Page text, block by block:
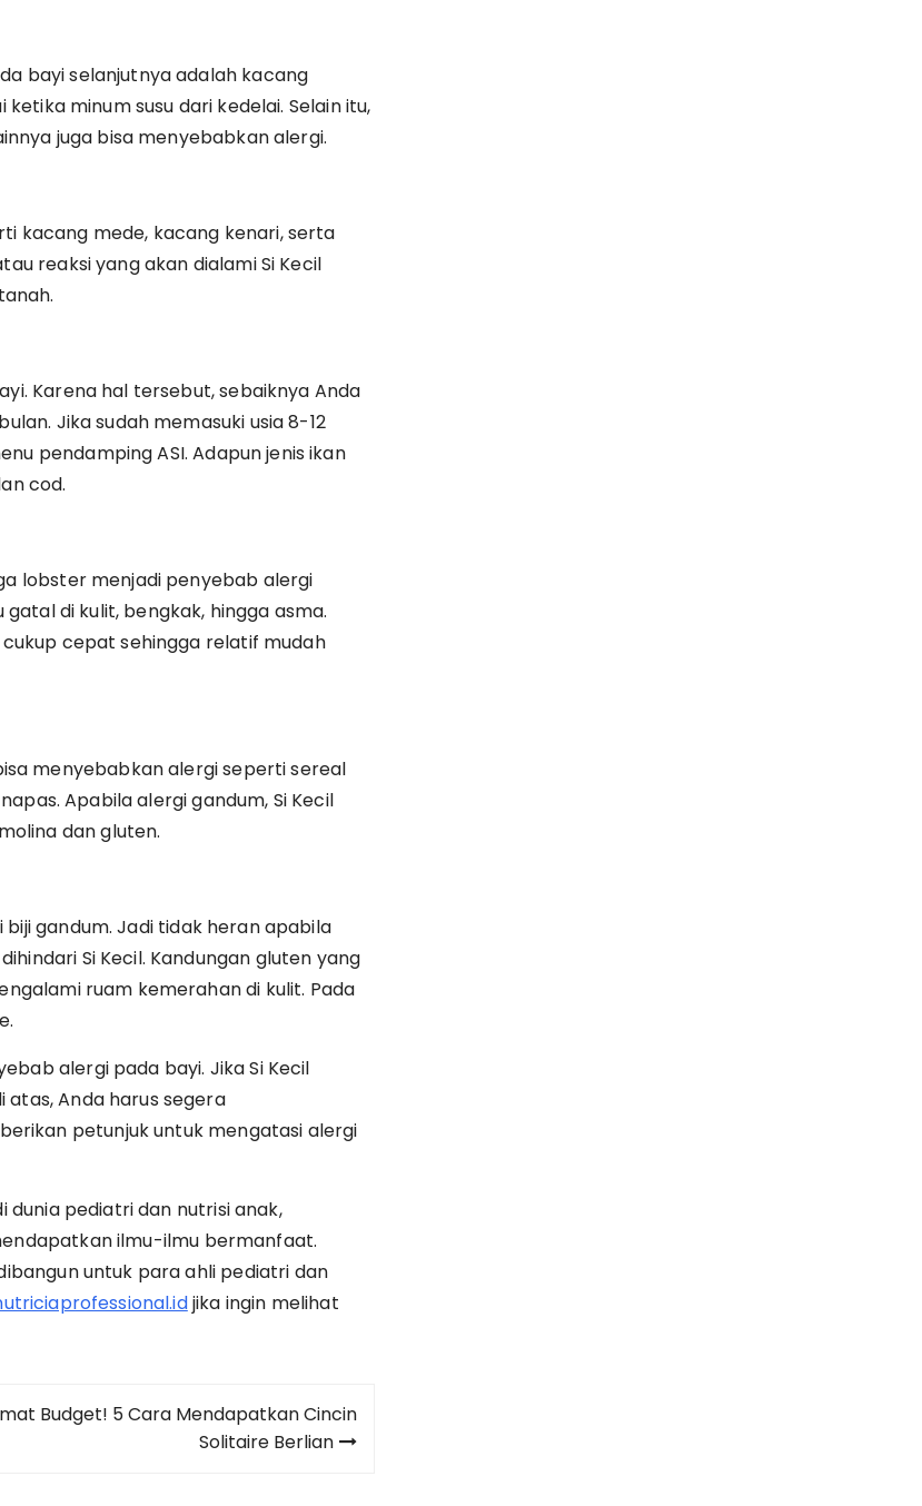
bayi selanjutnya adalah kacang
minum susu dari kedelai. Selain itu,
juga bisa menyebabkan alergi.
kacang mede, kacang kenari, serta
reaksi yang akan dialami Si Kecil
Karena hal tersebut, sebaiknya Anda
Jika sudah memasuki usia 8-12
pendamping ASI. Adapun jenis ikan
cod.
lobster menjadi penyebab alergi
di kulit, bengkak, hingga asma.
cepat sehingga relatif mudah
menyebabkan alergi seperti sereal
Apabila alergi gandum, Si Kecil
dan gluten.
gandum. Jadi tidak heran apabila
Si Kecil. Kandungan gluten yang
ruam kemerahan di kulit. Pada
alergi pada bayi. Jika Si Kecil
Anda harus segera
petunjuk untuk mengatasi alergi
dunia pediatri dan nutrisi anak,
ilmu-ilmu bermanfaat.
untuk para ahli pediatri dan
jika ingin melihat
Budget! 5 Cara Mendapatkan Cincin
Solitaire Berlian